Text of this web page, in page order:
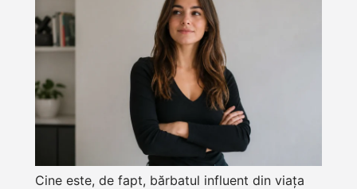
Cine este, de fapt, bărbatul influent din viața